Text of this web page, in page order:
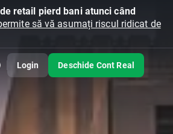
retail pierd bani atunci când
să vă asumați riscul ridicat de
Login Deschide Cont Real